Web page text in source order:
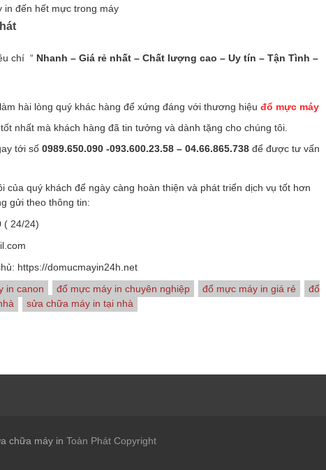
in đến hết mực trong máy
chí “ Nhanh – Giá rẻ nhất – Chất lượng cao – Uy tín – Tận Tình –
hài lòng quý khác hàng để xứng đáng với thương hiệu đổ mực máy
nhất mà khách hàng đã tin tưởng và dành tặng cho chúng tôi.
tới số 0989.650.090 -093.600.23.58 – 04.66.865.738 để được tư vấn
của quý khách để ngày càng hoàn thiện và phát triển dịch vụ tốt hơn
gửi theo thông tin:
( 24/24)
https://domucmayin24h.net
in canon đổ mực máy in chuyên nghiệp đổ mực máy in giá rẻ
đổ
sửa chữa máy in tại nhà
chữa máy in Toàn Phát Copyright